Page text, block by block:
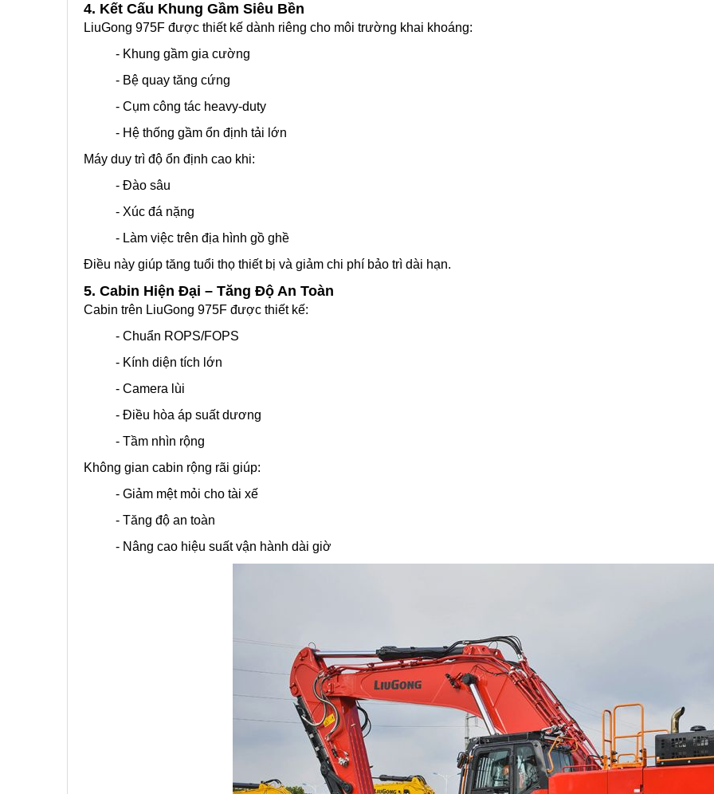
4. Kết Cấu Khung Gầm Siêu Bền
LiuGong 975F được thiết kế dành riêng cho môi trường khai khoáng:
- Khung gầm gia cường
- Bệ quay tăng cứng
- Cụm công tác heavy-duty
- Hệ thống gầm ổn định tải lớn
Máy duy trì độ ổn định cao khi:
- Đào sâu
- Xúc đá nặng
- Làm việc trên địa hình gồ ghề
Điều này giúp tăng tuổi thọ thiết bị và giảm chi phí bảo trì dài hạn.
5. Cabin Hiện Đại – Tăng Độ An Toàn
Cabin trên LiuGong 975F được thiết kế:
- Chuẩn ROPS/FOPS
- Kính diện tích lớn
- Camera lùi
- Điều hòa áp suất dương
- Tầm nhìn rộng
Không gian cabin rộng rãi giúp:
- Giảm mệt mỏi cho tài xế
- Tăng độ an toàn
- Nâng cao hiệu suất vận hành dài giờ